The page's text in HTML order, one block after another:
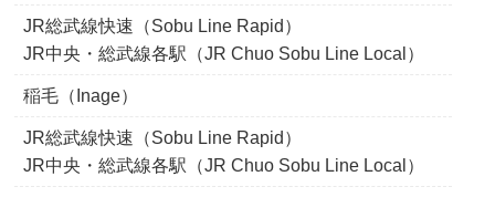
JR総武線快速（Sobu Line Rapid）
JR中央・総武線各駅（JR Chuo Sobu Line Local）
稲毛（Inage）
JR総武線快速（Sobu Line Rapid）
JR中央・総武線各駅（JR Chuo Sobu Line Local）